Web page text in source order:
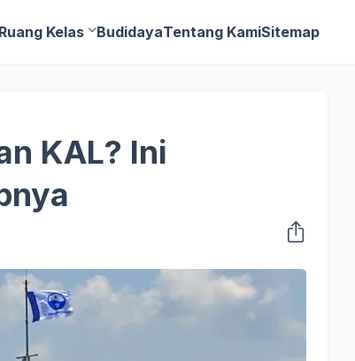
Ruang Kelas BudidayaTentang KamiSitemap
KAL? Ini